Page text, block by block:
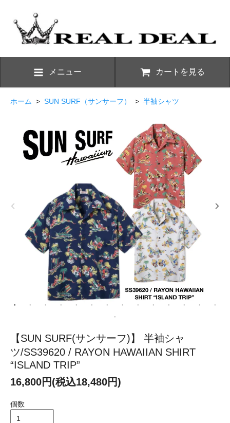
メニュー カートを見る
ホーム > SUN SURF（サンサーフ） > 半袖シャツ
【SUN SURF(サンサーフ)】 半袖シャ
ツ/SS39620 / RAYON HAWAIIAN SHIRT
“ISLAND TRIP”
16,800円(税込18,480円)
個数